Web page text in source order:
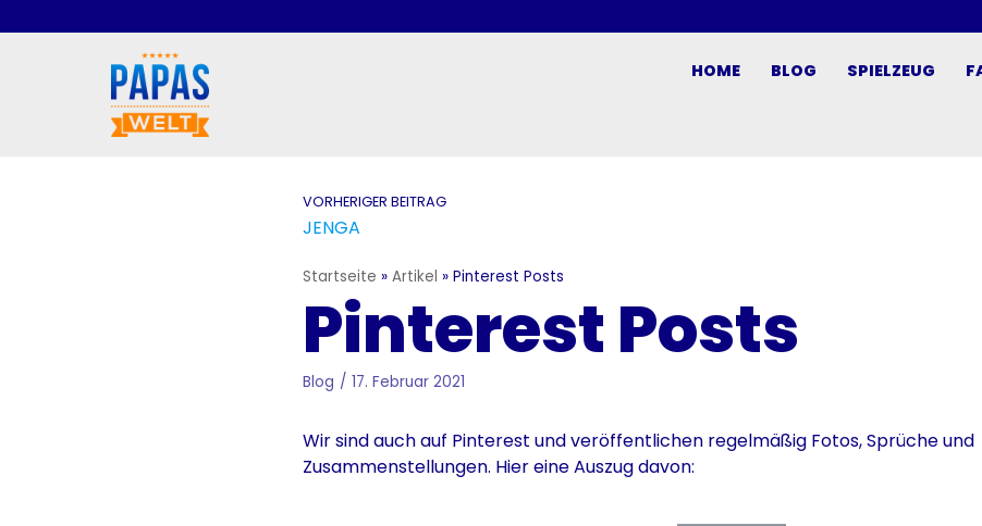
HOME BLOG SPIELZEUG
VORHERIGER BEITRAG
JENGA
Startseite » Artikel » Pinterest Posts
Pinterest Posts
Blog 17. Februar 2021
Wir sind auch auf Pinterest und veröffentlichen regelmäßig Fotos, Sprüche und
Zusammenstellungen. Hier eine Auszug davon: